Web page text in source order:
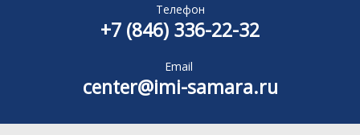
Телефон
+7 (846) 336-22-32
Email
center@imi-samara.ru